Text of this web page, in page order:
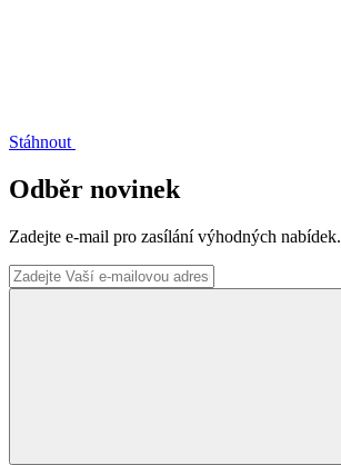
Stáhnout
Odběr novinek
Zadejte e-mail pro zasílání výhodných nabídek.